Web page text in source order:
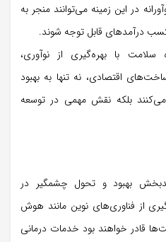
در این زمینه می‌توانند منجر به
درآمدهای قابل توجه شوند.
با بهره‌گیری از نوآوری،
اقتصادی، نه تنها به بهبود
بلکه نقش مهمی در توسعه
بهبود و تحول چشمگیر در
از فناوری‌های نوین مانند هوش
قادر خواهند بود خدمات درمانی